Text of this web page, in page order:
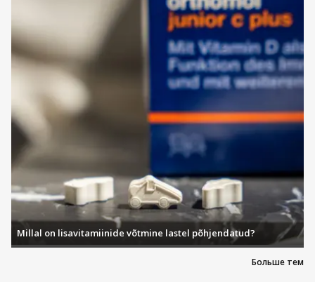
Больше тем
Millal on lisavitamiinide võtmine lastel põhjendatud?